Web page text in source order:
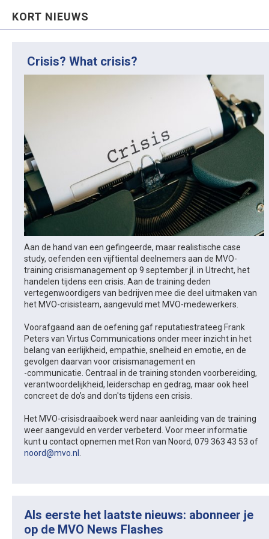
KORT NIEUWS
Crisis? What crisis?
Aan de hand van een gefingeerde, maar realistische case
study, oefenden een vijftiental deelnemers aan de MVO-
training crisismanagement op 9 september jl. in Utrecht, het
handelen tijdens een crisis. Aan de training deden
vertegenwoordigers van bedrijven mee die deel uitmaken van
het MVO-crisisteam, aangevuld met MVO-medewerkers.
Voorafgaand aan de oefening gaf reputatiestrateeg Frank
Peters van Virtus Communications onder meer inzicht in het
belang van eerlijkheid, empathie, snelheid en emotie, en de
gevolgen daarvan voor crisismanagement en
-communicatie. Centraal in de training stonden voorbereiding,
verantwoordelijkheid, leiderschap en gedrag, maar ook heel
concreet de do’s and don'ts tijdens een crisis.
Het MVO-crisisdraaiboek werd naar aanleiding van de training
weer aangevuld en verder verbeterd. Voor meer informatie
kunt u contact opnemen met Ron van Noord, 079 363 43 53 of
noord@mvo.nl
Als eerste het laatste nieuws: abonneer je
op de MVO News Flashes